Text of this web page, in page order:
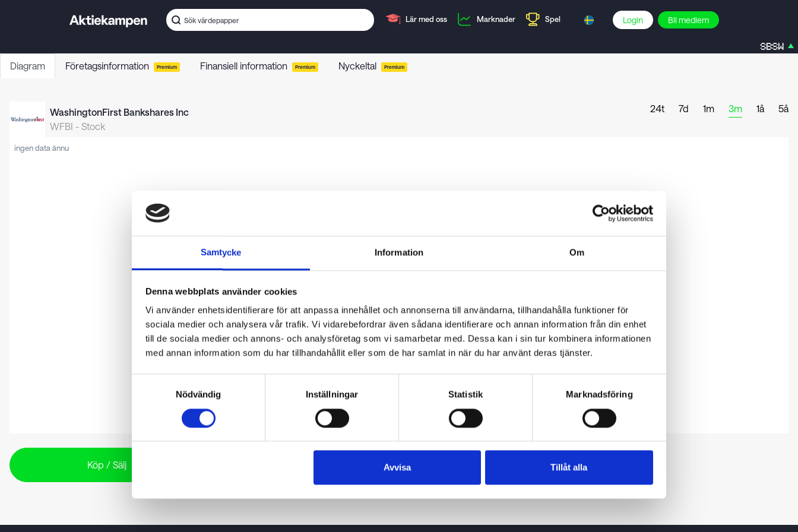
Samtycke Information Om
Denna webbplats använder cookies
Vi använder enhetsidentifierare för att anpassa innehållet och annonserna till användarna, tillhandahålla funktioner för
sociala medier och analysera vår trafik. Vi vidarebefordrar även sådana identifierare och annan information från din enhet
till de sociala medier och annons- och analysföretag som vi samarbetar med. Dessa kan i sin tur kombinera informationen
med annan information som du har tillhandahållit eller som de har samlat in när du har använt deras tjänster.
Nödvändig
Inställningar Statistik Marknadsföring
Avvisa Tillåt alla
Lär med oss Marknader Spel Login Bli medlem
SBSW
Diagram Företagsinformation Premium Finansiell information Premium Nyckeltal Premium
WashingtonFirst Bankshares Inc
WFBI - Stock
24t 7d 1m 3m 1å 5å
ingen data ännu
Köp / Sälj